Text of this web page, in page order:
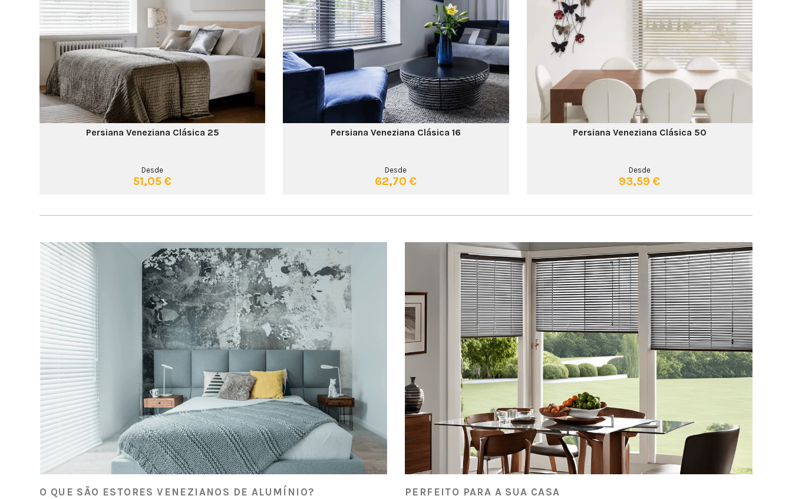
Persiana Veneziana Clásica 25
Desde
51,05 €
Persiana Veneziana Clásica 16
Desde
62,70 €
Persiana Veneziana Clásica 50
Desde
93,59 €
O QUE SÃO ESTORES VENEZIANOS DE ALUMÍNIO? PERFEITO PARA A SUA CASA